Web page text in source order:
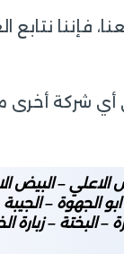
نتابع
أي شركة
– البيض
الجهوة –
البختة – زبارة